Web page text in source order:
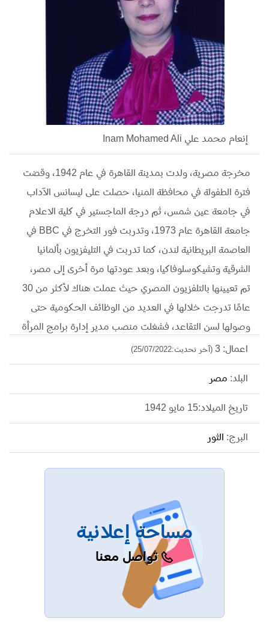
إنعام محمد علي Inam Mohamed Ali
مخرجة مصرية، ولدت بمدينة القاهرة في عام 1942، وقضت
فترة الطفولة في محافظة المنيا، حصلت على ليسانس الآداب
في جامعة عين شمس، ثم درجة الماجستير في كلية الاعلام
جامعة القاهرة عام 1973، وتدربت فور التخرج في BBC في
العاصمة البريطانية لندن، كما تدربت في التليفزيون بألمانيا
الشرقية وتشيكوسلوفاكيا، وبعد عودتها مرة أخرى إلى مصر،
تم تعيينها بالتلفزيون المصري حيث عملت هناك لأكثر من 30
عامًا تدرجت خلالها في العديد من الوظائف الحكومية حتى
وصولها لسن التقاعد، فشغلت منصب مدير إدارة برامج المرأة
ثم نائب رئيس قطاع الانتاج. وتخصصت في إخراج المسلسلات
الدرامية، من أشهرها (الحب وأشياء أخرى، ضمير أبلة حكمت،
أم كلثوم، قاسم أمين، قصة الأمس)، وقدمت أفلام (آسفة
أرفض الطلاق، صائد الأحلام، الطريق إلى إيلات، حكايات
الغريب).
اعمال: 3 (آخر تحديث:25/07/2022)
البلد: مصر
تاريخ الميلاد:15 مايو 1942
البرج: الثور
مساحة إعلانية
تواصل معنا